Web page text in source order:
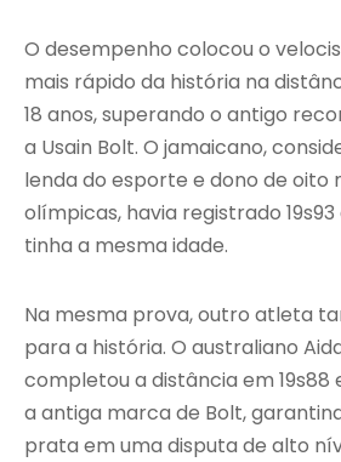
O desempenho colocou o
mais rápido da história na
18 anos, superando o antigo
a Usain Bolt. O jamaicano,
lenda do esporte e dono de oito
olímpicas, havia registrado
tinha a mesma idade.
Na mesma prova, outro atleta
para a história. O australiano
completou a distância em
a antiga marca de Bolt,
prata em uma disputa de alto